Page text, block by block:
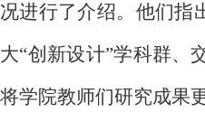
况进行了介绍。他们指
大“创新设计”学科群、
将学院教师们研究成果